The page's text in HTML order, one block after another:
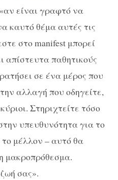
είναι γραφτό να
καυτό θέμα αυτές τις
στο manifest μπορεί
απίστευτα παθητικούς
σε ένα μέρος που
αλλαγή που οδηγείτε,
Στηριχτείτε τόσο
υπευθυνότητα για το
μέλλον – αυτό θα
μακροπρόθεσμα.
σας».